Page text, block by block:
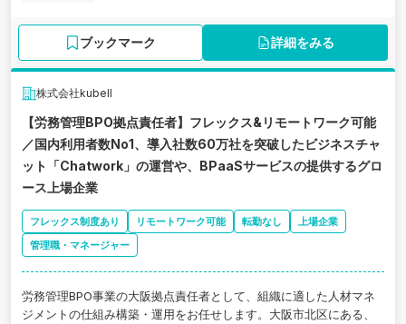
ブックマーク 詳細をみる
株式会社kubell
【労務管理BPO拠点責任者】フレックス&リモートワーク可能
／国内利用者数No1、導入社数60万社を突破したビジネスチャ
ット「Chatwork」の運営や、BPaaSサービスの提供するグロ
ース上場企業
フレックス制度あり リモートワーク可能 転勤なし
上場企業
管理職・マネージャー
労務管理BPO事業の大阪拠点責任者として、組織に適した人材マネ
ジメントの仕組み構築・運用をお任せします。大阪市北区にある、